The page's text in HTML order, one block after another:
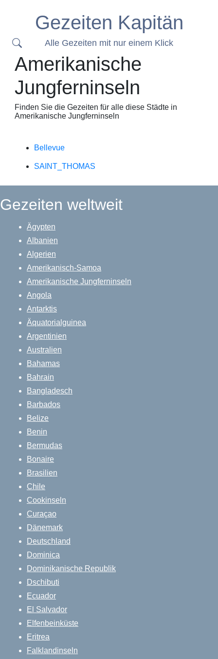
Gezeiten Kapitän
Alle Gezeiten mit nur einem Klick
Amerikanische
Jungferninseln
Finden Sie die Gezeiten für alle diese Städte in
Amerikanische Jungferninseln
Bellevue
SAINT_THOMAS
Gezeiten weltweit
Ägypten
Albanien
Algerien
Amerikanisch-Samoa
Amerikanische Jungferninseln
Angola
Antarktis
Äquatorialguinea
Argentinien
Australien
Bahamas
Bahrain
Bangladesch
Barbados
Belize
Benin
Bermudas
Bonaire
Brasilien
Chile
Cookinseln
Curaçao
Dänemark
Deutschland
Dominica
Dominikanische Republik
Dschibuti
Ecuador
El Salvador
Elfenbeinküste
Eritrea
Falklandinseln